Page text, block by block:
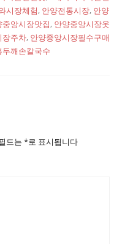
시장체험, 안양전통시장, 안양
중앙시장맛집, 안양중앙시장옷
장주차, 안양중앙시장필수구매
두깨손칼국수
드는 *로 표시됩니다